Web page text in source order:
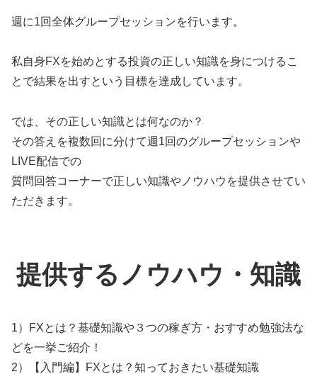
週に1回全体グループセッションを行います。
私自身FXを始めとする投資の正しい知識を身につけるこ
とで結果を出すという目標を達成しています。
では、その正しい知識とは何なのか？
その答えを複数回に分けて週1回のグループセッションや
LIVE配信での
質問回答コーナーで正しい知識やノウハウを提供させてい
ただきます。
提供するノウハウ・知識
1）FXとは？基礎知識や３つの稼ぎ方・おすすめ勉強法な
どを一挙ご紹介！
2）【入門編】FXとは？知っておきたい基礎知識